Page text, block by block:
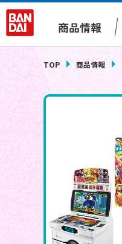
商品情報
TOP 商品情報